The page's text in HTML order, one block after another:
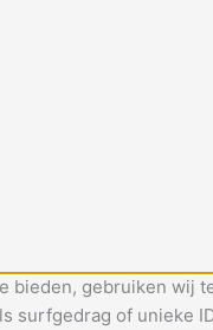
bieden, gebruiken wij
surfgedrag of unieke